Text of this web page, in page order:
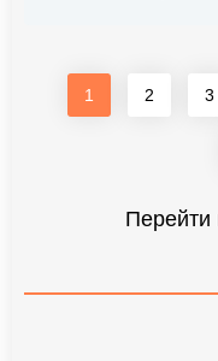
1 2 3
Перейти